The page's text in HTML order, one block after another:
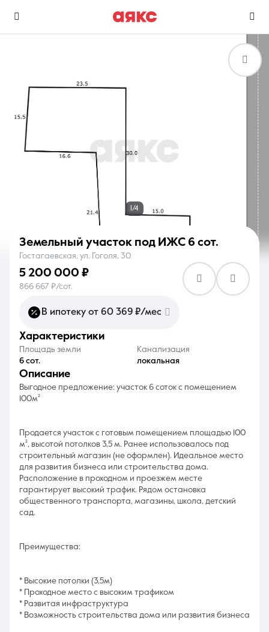
Недвижимость Услуги
О компании
8 (861) 297-00-00
1/4
Земельный участок под ИЖС 6 сот.
Гостагаевская, ул. Гоголя, 30
5 200 000 ₽
866 667 ₽/сот.
В ипотеку от 60 369 ₽/мес
характеристики
Площадь земли
6 сот.
Канализация
локальная
описание
Выгодное предложение: участок 6 соток с помещением
100м²
Продается участок с готовым помещением площадью 100
м², высотой потолков 3,5 м. Ранее использовалось под
строительный магазин (не оформлен). Идеальное место
для развития бизнеса или строительства дома.
Расположение в проходном и проезжем месте
гарантирует высокий трафик. Рядом остановка
общественного транспорта, магазины, школа, детский
сад.
Преимущества:
* Высокие потолки (3,5м)
* Проходное место с высоким трафиком
* Развитая инфраструктура
* Возможность строительства дома или развития бизнеса